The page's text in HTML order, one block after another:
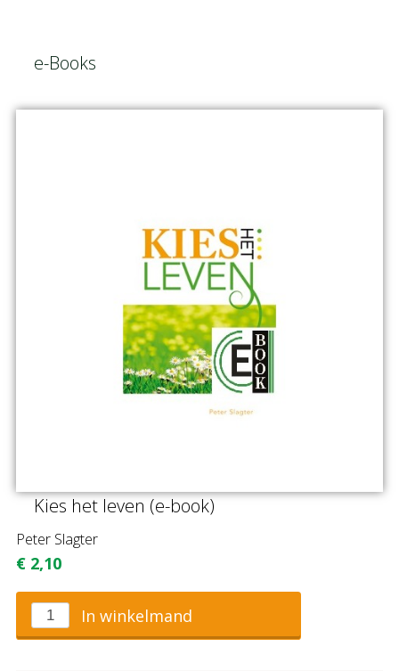
e-
e-Books
Kies het leven (e-book)
Peter Slagter
€ 2,10
In winkelmand